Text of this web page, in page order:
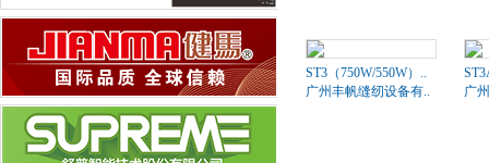
ST3（750W/550W）..
广州丰帆缝纫设备有..
广